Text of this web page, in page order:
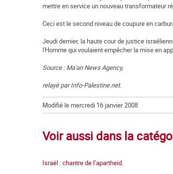
mettre en service un nouveau transformateur
Ceci est le second niveau de coupure en
Jeudi dernier, la haute cour de justice
l'Homme qui voulaient empêcher la mise en
Source : Ma'an News Agency,
relayé par Info-Palestine.net.
Modifié le mercredi 16 janvier 2008
Voir aussi dans la
Israël : chantre de l’apartheid.